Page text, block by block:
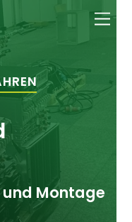
und Montage